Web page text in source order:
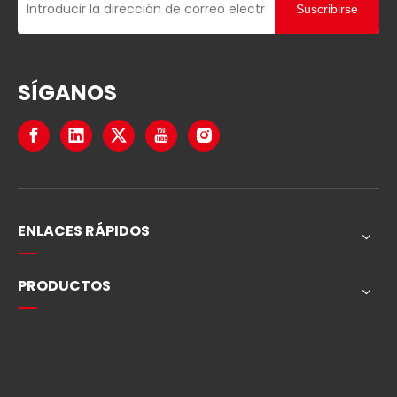
Las etiquetas RFID para palés cambian las reglas del
juego en la gestión de la cadena de suministro y ofr
nología RFID, permiten el seguimiento y la gestión d
ivamente los errores manuales y los costos operativ
os. con el ab
Suscribirse
SÍGANOS
ENLACES RÁPIDOS
PRODUCTOS